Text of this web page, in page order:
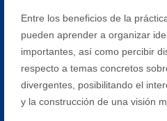
Entre los beneficios de la
pueden aprender a organizar
importantes, así como percibir
respecto a temas concretos
divergentes, posibilitando el
y la construcción de una visión